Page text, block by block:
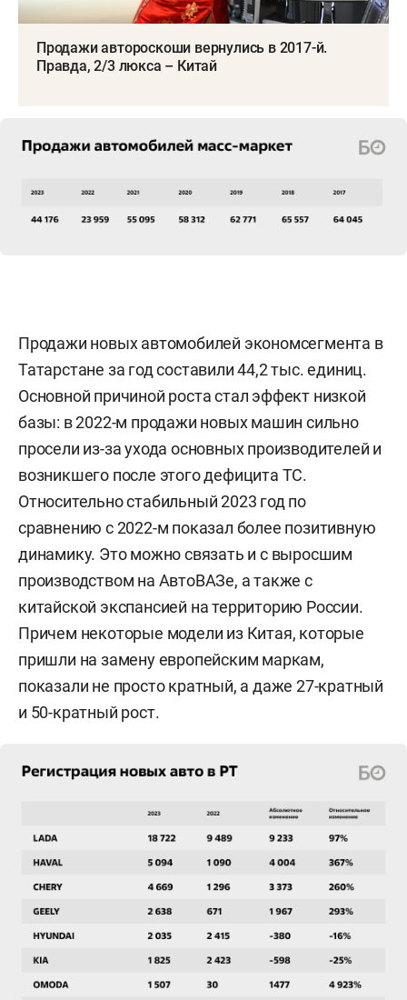
Продажи автороскоши вернулись в 2017-й.
Правда, 2/3 люкса – Китай
Продажи новых автомобилей экономсегмента в
Татарстане за год составили 44,2 тыс. единиц.
Основной причиной роста стал эффект низкой
базы: в 2022-м продажи новых машин сильно
просели из-за ухода основных производителей и
возникшего после этого дефицита ТС.
Относительно стабильный 2023 год по
сравнению с 2022-м показал более позитивную
динамику. Это можно связать и с выросшим
производством на АвтоВАЗе, а также с
китайской экспансией на территорию России.
Причем некоторые модели из Китая, которые
пришли на замену европейским маркам,
показали не просто кратный, а даже 27-кратный
и 50-кратный рост.